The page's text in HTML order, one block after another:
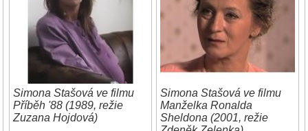
Simona Stašová ve filmu
Příběh '88 (1989, režie
Zuzana Hojdová)
Simona Stašová ve filmu
Manželka Ronalda
Sheldona (2001, režie